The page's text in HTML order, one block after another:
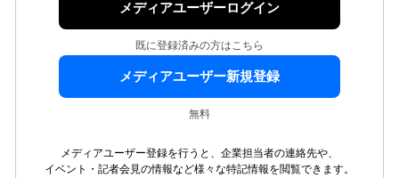
メディアユーザーログイン
既に登録済みの方はこちら
メディアユーザー新規登録
無料
メディアユーザー登録を行うと、企業担当者の連絡先や、
イベント・記者会見の情報など様々な特記情報を閲覧できます。